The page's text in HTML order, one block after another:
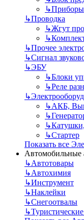
↳Приборы
↳Проводка
↳Жгут
↳
↳Прочее
↳Сигнал
↳ЭБУ
↳Блоки
↳Реле
↳
↳АКБ,
↳
↳
↳Стартер
Показать все
Автомобильные
↳Автотовары
↳Автохимия
↳Инструмент
↳Наклейки
↳Снегоотвалы
↳